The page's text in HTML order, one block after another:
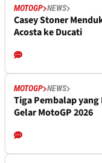
MOTOGP NEWS
Casey Stoner
Acosta ke Ducati
MOTOGP NEWS
Tiga Pembalap
Gelar MotoGP 2026